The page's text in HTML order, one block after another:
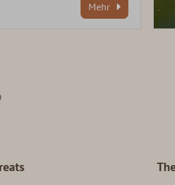
Mehr